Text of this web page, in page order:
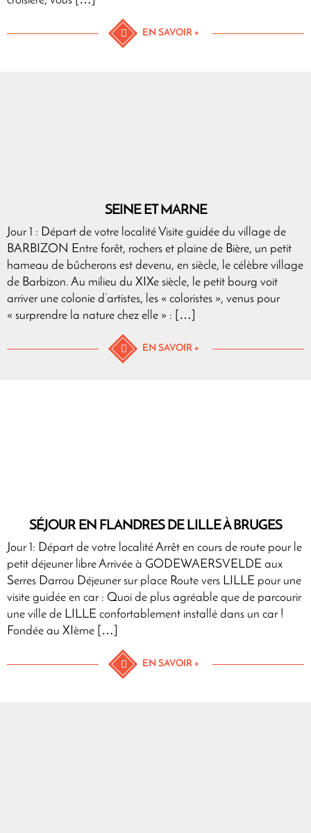
EN SAVOIR +
SEINE ET MARNE
Jour 1 : Départ de votre localité Visite guidée du village de
BARBIZON Entre forêt, rochers et plaine de Bière, un petit
hameau de bûcherons est devenu, en siècle, le célèbre village
de Barbizon. Au milieu du XIXe siècle, le petit bourg voit
arriver une colonie d’artistes, les « coloristes », venus pour
« surprendre la nature chez elle » : […]
EN SAVOIR +
SÉJOUR EN FLANDRES DE LILLE À BRUGES
Jour 1: Départ de votre localité Arrêt en cours de route pour le
petit déjeuner libre Arrivée à GODEWAERSVELDE aux
Serres Darrou Déjeuner sur place Route vers LILLE pour une
visite guidée en car : Quoi de plus agréable que de parcourir
une ville de LILLE confortablement installé dans un car !
Fondée au XIème […]
EN SAVOIR +